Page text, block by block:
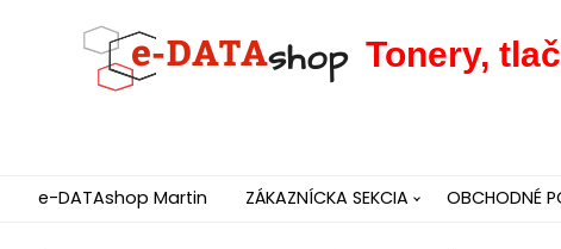
Tonery,
e-DATAshop Martin ZÁKAZNÍCKA SEKCIA OBCHODNÉ